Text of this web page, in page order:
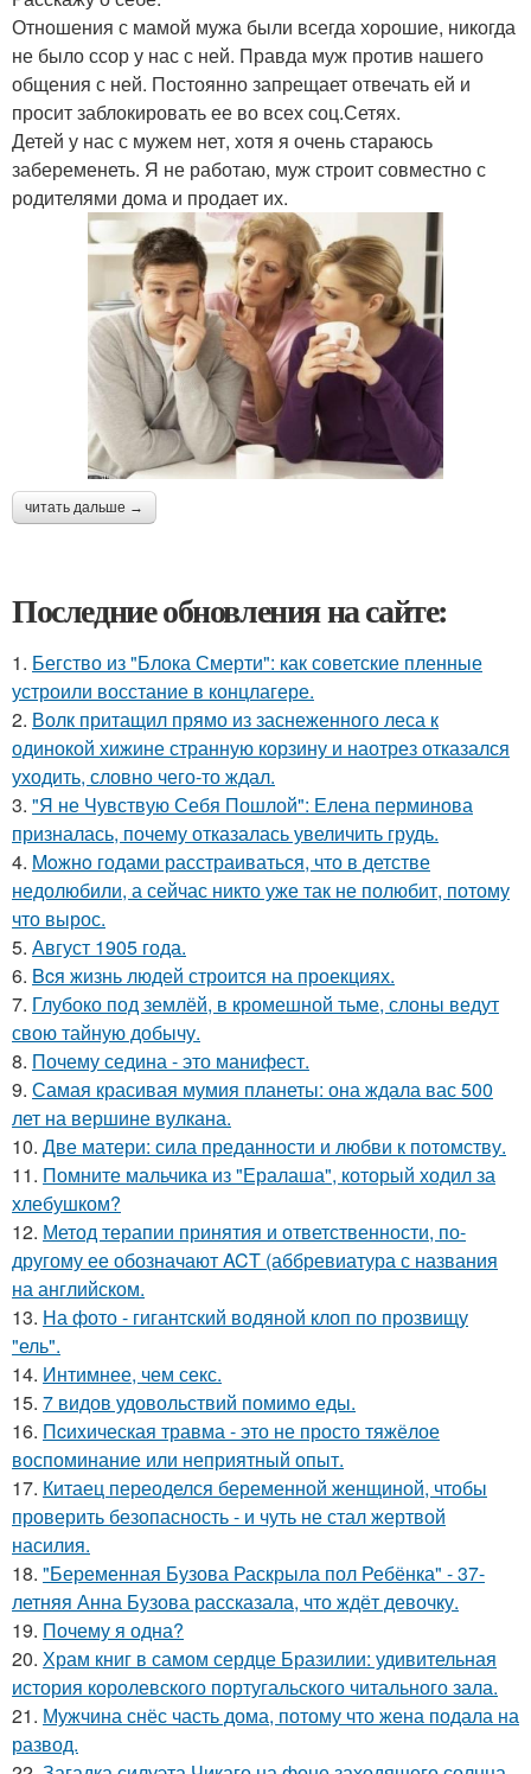
Отношения с мамой мужа были всегда хорошие, никогда
не было ссор у нас с ней. Правда муж против нашего
общения с ней. Постоянно запрещает отвечать ей и
просит заблокировать ее во всех соц.Сетях.
Детей у нас с мужем нет, хотя я очень стараюсь
забеременеть. Я не работаю, муж строит совместно с
родителями дома и продает их.
читать дальше →
Последние обновления на сайте:
1. Бегство из "Блока Смерти": как советские пленные
устроили восстание в концлагере.
2. Волк притащил прямо из заснеженного леса к
одинокой хижине странную корзину и наотрез отказался
уходить, словно чего-то ждал.
3. "Я не Чувствую Себя Пошлой": Елена перминова
призналась, почему отказалась увеличить грудь.
4. Moжнo годами расстраиваться, что в детстве
недолюбили, а сейчас никто уже так не полюбит, потому
что вырос.
5. Август 1905 года.
6. Bcя жизнь людей строится на проекциях.
7. Глубоко под землёй, в кромешной тьме, слоны ведут
свою тайную добычу.
8. Почему седина - это манифест.
9. Самая красивая мумия планеты: она ждала вас 500
лет на вершине вулкана.
10. Две матери: сила преданности и любви к потомству.
11. Помните мальчика из "Ералаша", который ходил за
хлебушком?
12. Метод терапии принятия и ответственности, по-
другому ее обозначают ACT (аббревиатура с названия
на английском.
13. На фото - гигантский водяной клоп по прозвищу
"ель".
14. Интимнее, чем секс.
15. 7 видов удовольствий помимо еды.
16. Пcиxическая травма - это не просто тяжёлое
воспоминание или неприятный опыт.
17. Китаец переоделся беременной женщиной, чтобы
проверить безопасность - и чуть не стал жертвой
насилия.
18. "Беременная Бузова Раскрыла пол Ребёнка" - 37-
летняя Анна Бузова рассказала, что ждёт девочку.
19. Почему я одна?
20. Храм книг в самом сердце Бразилии: удивительная
история королевского португальского читального зала.
21. Мужчина снёс часть дома, потому что жена подала на
развод.